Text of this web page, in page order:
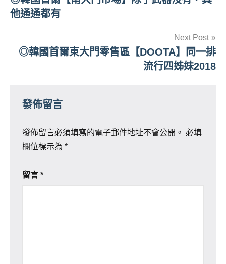
章
覽
他通通都有
Next Post
◎韓國首爾東大門零售區【DOOTA】同一排
流行四姊妹2018
發佈留言
發佈留言必須填寫的電子郵件地址不會公開。 必填
欄位標示為 *
留言 *